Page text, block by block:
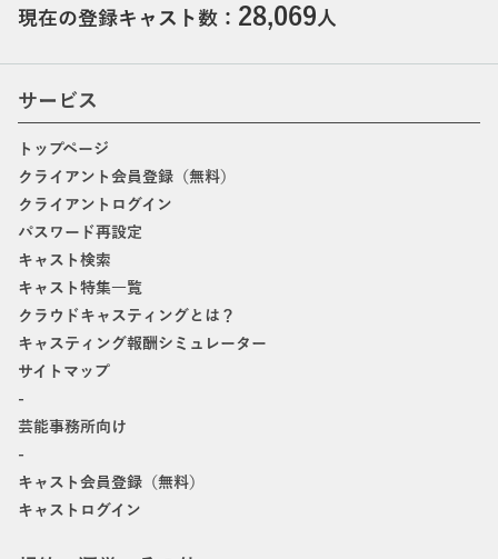
現在の登録キャスト数： 28,069人
サービス
トップページ
クライアント会員登録（無料）
クライアントログイン
パスワード再設定
キャスト検索
キャスト特集一覧
クラウドキャスティングとは？
キャスティング報酬シミュレーター
サイトマップ
-
芸能事務所向け
-
キャスト会員登録（無料）
キャストログイン